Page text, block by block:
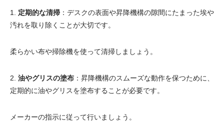
1. 定期的な清掃 ：デスクの表面や昇降機構の隙間にたまった埃や
汚れを取り除くことが大切です。
柔らかい布や掃除機を使って清掃しましょう。
2. 油やグリスの塗布 ：昇降機構のスムーズな動作を保つために、
定期的に油やグリスを塗布することが必要です。
メーカーの指示に従って行いましょう。